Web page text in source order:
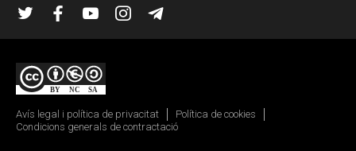
TwitterFacebook
YouTubeInstagram
Avís legal i política de privacitat
Política de cookies
Condicions generals de contractació